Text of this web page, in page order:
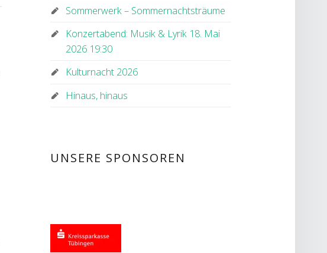
Sommerwerk – Sommernachtsträume
Konzertabend: Musik & Lyrik 18. Mai
2026 19:30
Kulturnacht 2026
Hinaus, hinaus
UNSERE SPONSOREN